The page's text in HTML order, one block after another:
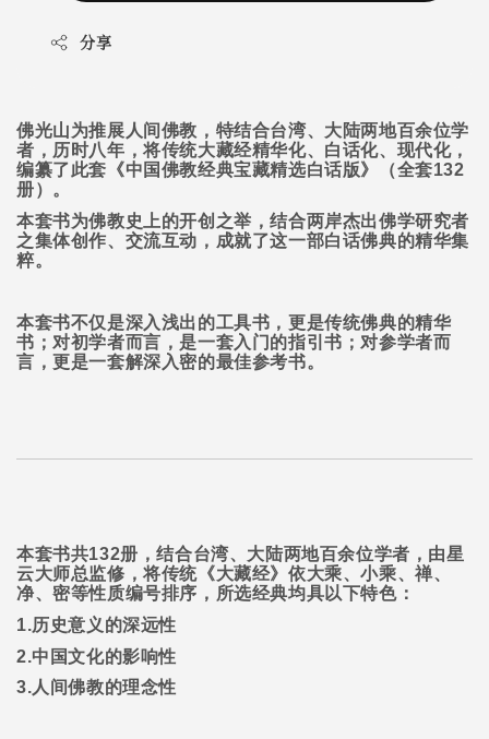
分享
佛光山为推展人间佛教，特结合台湾、大陆两地百余位学
者，历时八年，将传统大藏经精华化、白话化、现代化，
编纂了此套《中国佛教经典宝藏精选白话版》（全套132
册）。
本套书为佛教史上的开创之举，结合两岸杰出佛学研究者
之集体创作、交流互动，成就了这一部白话佛典的精华集
粹。
本套书不仅是深入浅出的工具书，更是传统佛典的精华
书；对初学者而言，是一套入门的指引书；对参学者而
言，更是一套解深入密的最佳参考书。
本套书共132册，结合台湾、大陆两地百余位学者，由星
云大师总监修，将传统《大藏经》依大乘、小乘、禅、
净、密等性质编号排序，所选经典均具以下特色：
1.历史意义的深远性
2.中国文化的影响性
3.人间佛教的理念性